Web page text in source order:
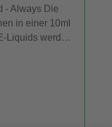
Die
in einer 10ml
Liquids werden